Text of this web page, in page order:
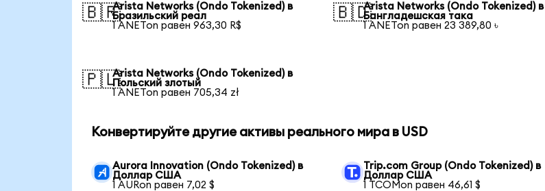
🇧🇷Arista Networks (Ondo Tokenized) в
Бразильский реал
1 ANETon равен 963,30 R$
🇧🇩Arista Networks (Ondo Tokenized) в
Бангладешская така
1 ANETon равен 23 389,80 ৳
🇵🇱Arista Networks (Ondo Tokenized) в
Польский злотый
1 ANETon равен 705,34 zł
Конвертируйте другие активы реального мира в USD
Aurora Innovation (Ondo Tokenized) в
Доллар США
1 AURon равен 7,02 $
Trip.com Group (Ondo Tokenized) в
Доллар США
1 TCOMon равен 46,61 $